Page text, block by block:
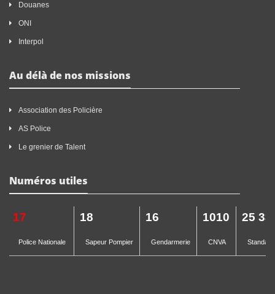
Douanes
ONI
Interpol
Au délà de nos missions
Association des Policière
AS Police
Le grenier de Talent
Numéros utiles
17
Police Nationale
18
Sapeur Pompier
16
Gendarmerie
1010
CNVA
25 33